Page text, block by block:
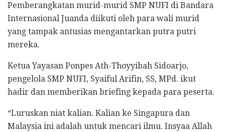
Pemberangkatan murid-murid SMP NUFI di Bandara
Internasional Juanda diikuti oleh para wali murid
yang tampak antusias mengantarkan putra putri
mereka.
Ketua Yayasan Ponpes Ath-Thoyyibah Sidoarjo,
pengelola SMP NUFI, Syaiful Arifin, SS, MPd. ikut
hadir dan memberikan briefing kepada para peserta.
“Luruskan niat kalian. Kalian ke Singapura dan
Malaysia ini adalah untuk mencari ilmu. Insyaa Allah